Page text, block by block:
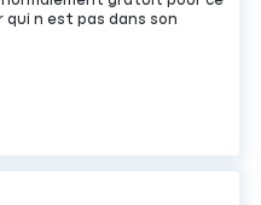
qui n est pas dans son